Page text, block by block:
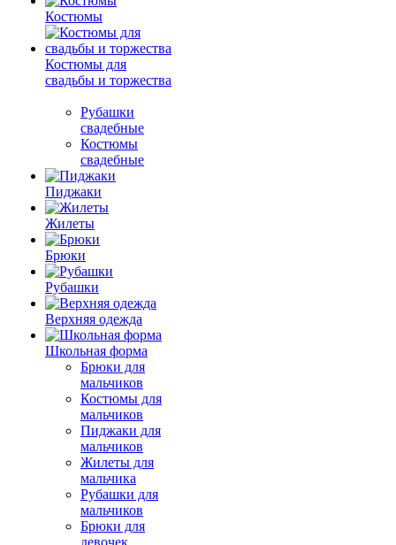
Костюмы
Костюмы для
свадьбы и торжества
Рубашки
свадебные
Костюмы
свадебные
Пиджаки
Жилеты
Брюки
Рубашки
Верхняя одежда
Школьная форма
Брюки для
мальчиков
Костюмы для
мальчиков
Пиджаки для
мальчиков
Жилеты для
мальчика
Рубашки для
мальчиков
Брюки для
девочек